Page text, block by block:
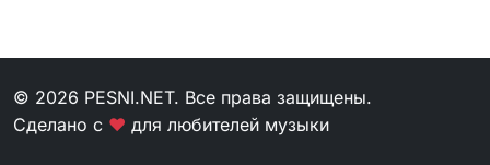
© 2026 PESNI.NET. Все права защищены.
Сделано с ❤ для любителей музыки